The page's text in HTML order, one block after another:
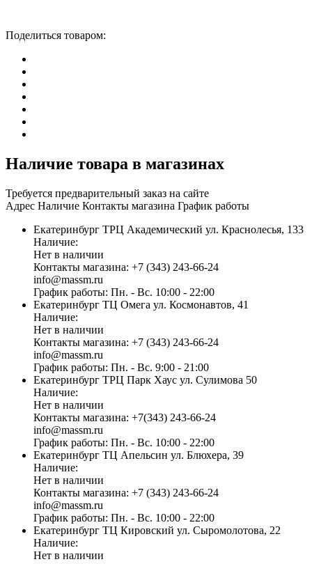
Поделиться товаром:
Наличие товара в магазинах
Требуется предварительный заказ на сайте
Адрес Наличие Контакты магазина График работы
Екатеринбург ТРЦ Академический ул. Краснолесья, 133
Наличие:
Нет в наличии
Контакты магазина: +7 (343) 243-66-24
info@massm.ru
График работы: Пн. - Вс. 10:00 - 22:00
Екатеринбург ТЦ Омега ул. Космонавтов, 41
Наличие:
Нет в наличии
Контакты магазина: +7 (343) 243-66-24
info@massm.ru
График работы: Пн. - Вс. 9:00 - 21:00
Екатеринбург ТРЦ Парк Хаус ул. Сулимова 50
Наличие:
Нет в наличии
Контакты магазина: +7(343) 243-66-24
info@massm.ru
График работы: Пн. - Вс. 10:00 - 22:00
Екатеринбург ТЦ Апельсин ул. Блюхера, 39
Наличие:
Нет в наличии
Контакты магазина: +7 (343) 243-66-24
info@massm.ru
График работы: Пн. - Вс. 10:00 - 22:00
Екатеринбург ТЦ Кировский ул. Сыромолотова, 22
Наличие:
Нет в наличии